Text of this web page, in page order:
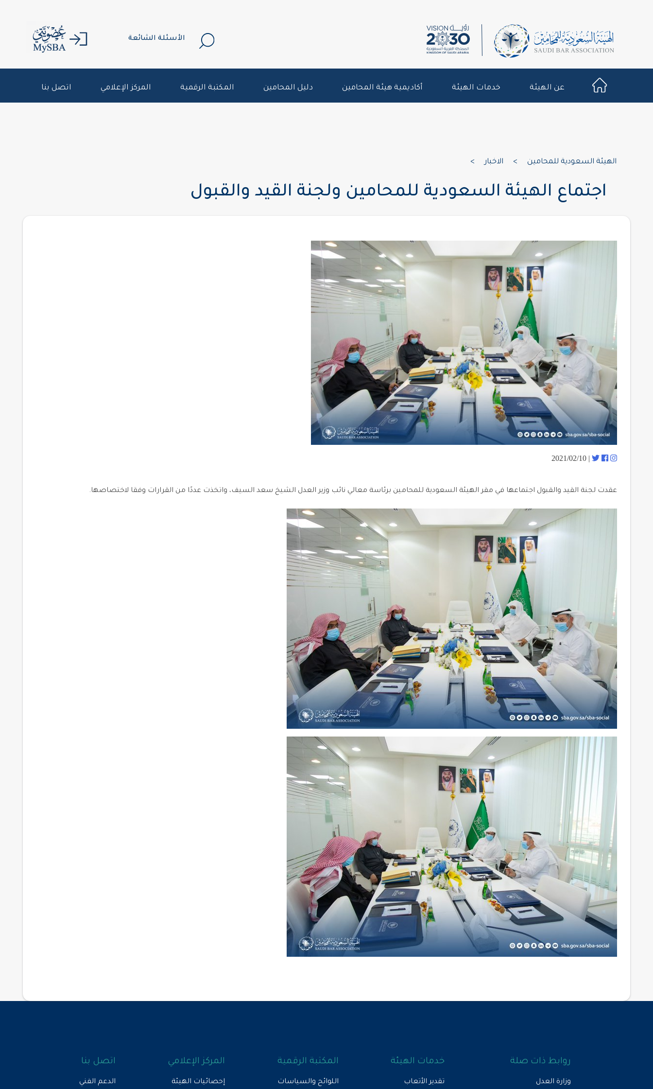
الأسئلة الشائعة
عن الهيئة خدمات الهيئة أكاديمية هيئة المحامين دليل المحامين المكتبة الرقمية المركز الإعلامي اتصل بنا
الهيئة السعودية للمحامين > الاخبار >
اجتماع الهيئة السعودية للمحامين ولجنة القيد والقبول
| 2021/02/10
عقدت لجنة القيد والقبول اجتماعها في مقر الهيئة السعودية للمحامين برئاسة معالي نائب وزير العدل الشيخ سعد السيف، واتخذت عددًا من القرارات وفقا لاختصاصها.
روابط ذات صلة
وزارة العدل
خدمات الهيئة
تقدير الأتعاب
المكتبة الرقمية
اللوائح والسياسات
المركز الإعلامي
إحصائيات الهيئة
اتصل بنا
الدعم الفني